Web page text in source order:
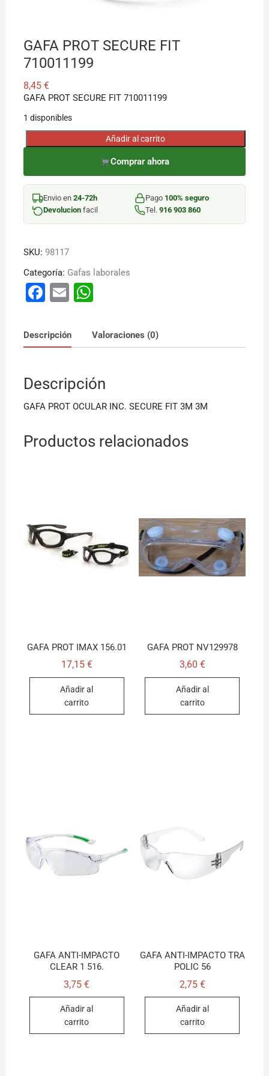
GAFA PROT SECURE FIT
710011199
8,45 €
GAFA PROT SECURE FIT 710011199
1 disponibles
GAFA
SECURE
FIT
710011199
cantidad
Añadir al carrito
Comprar ahora
Envio en 24-72h Pago 100% seguro
Devolucionfacil Tel. 916 903 860
SKU: 98117
Categoría: Gafas laborales
F
c
e
o
o
E
ai
l
W
at
s
p
p
Descripción Valoraciones (0)
Descripción
GAFA PROT OCULAR INC. SECURE FIT 3M 3M
Productos relacionados
GAFA PROT IMAX 156.01
17,15 €
Añadir al
carrito
GAFA PROT NV129978
3,60 €
Añadir al
carrito
GAFA ANTI-IMPACTO
CLEAR 1 516.
3,75€
Añadir al
carrito
GAFA ANTI-IMPACTO TRA
POLIC 56
2,75 €
Añadir al
carrito
Cuéntame qué necesitas y te ayudo a encontrarlo,
aunque no sepas el nombre exacto